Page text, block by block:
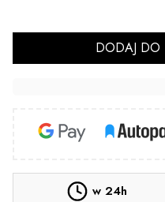
DODAJ DO
w 24h